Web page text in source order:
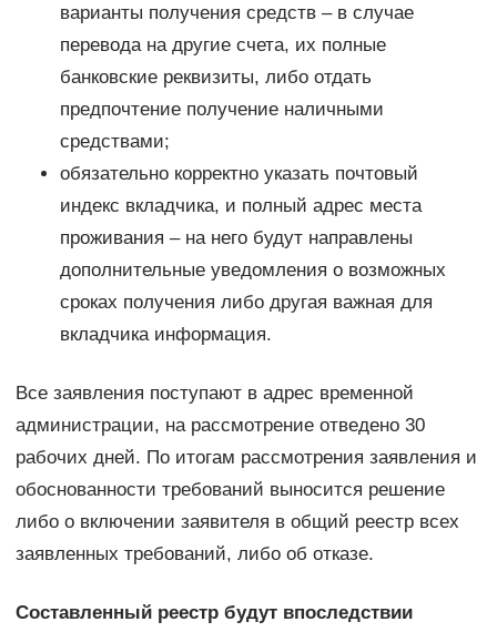
варианты получения средств – в случае
перевода на другие счета, их полные
банковские реквизиты, либо отдать
предпочтение получение наличными
средствами;
обязательно корректно указать почтовый
индекс вкладчика, и полный адрес места
проживания – на него будут направлены
дополнительные уведомления о возможных
сроках получения либо другая важная для
вкладчика информация.
Все заявления поступают в адрес временной
администрации, на рассмотрение отведено 30
рабочих дней. По итогам рассмотрения заявления и
обоснованности требований выносится решение
либо о включении заявителя в общий реестр всех
заявленных требований, либо об отказе.
Составленный реестр будут впоследствии